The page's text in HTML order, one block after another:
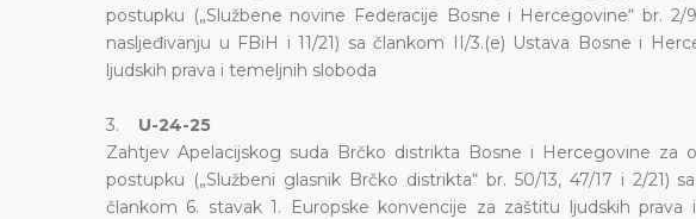
postupku („Službene novine Federacije Bosne i Hercegovine“ br.
nasljeđivanju u FBiH i 11/21) sa člankom II/3.(e) Ustava Bosne i
ljudskih prava i temeljnih sloboda
3. U-24-25
Zahtjev Apelacijskog suda Brčko distrikta Bosne i Hercegovine za
postupku („Službeni glasnik Brčko distrikta“ br. 50/13, 47/17 i 2/
člankom 6. stavak 1. Europske konvencije za zaštitu ljudskih